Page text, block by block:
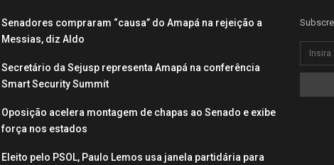
Senadores compraram “causa” do Amapá na rejeição a
Messias, diz Aldo
Secretário da Sejusp representa Amapá na conferência
Smart Security Summit
Oposição acelera montagem de chapas ao Senado e exibe
força nos estados
Eleito pelo PSOL, Paulo Lemos usa janela partidária para